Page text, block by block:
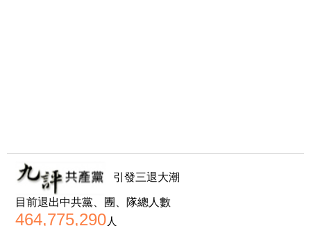
引發三退大潮
目前退出中共黨、團、隊總人數
464,775,290人